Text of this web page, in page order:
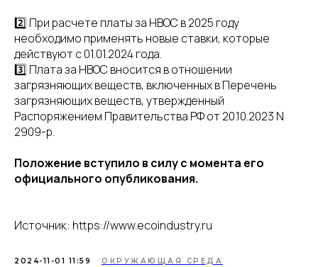
2️⃣ При расчете платы за НВОС в 2025 году
необходимо применять новые ставки, которые
действуют с 01.01.2024 года.
3️⃣ Плата за НВОС вносится в отношении
загрязняющих веществ, включенных в Перечень
загрязняющих веществ, утвержденный
Распоряжением Правительства РФ от 20.10.2023 N
2909-р.
Положение вступило в силу с момента его
официального опубликования.
Источник: https://www.ecoindustry.ru
2024-11-01 11:59 ОКРУЖАЮЩАЯ СРЕДА